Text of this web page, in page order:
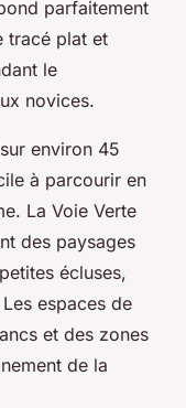
parfaitement
tracé plat et
le
novices.
environ 45
à parcourir en
La Voie Verte
des paysages
écluses,
espaces de
et des zones
de la